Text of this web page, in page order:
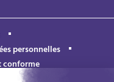
personnelles
conforme